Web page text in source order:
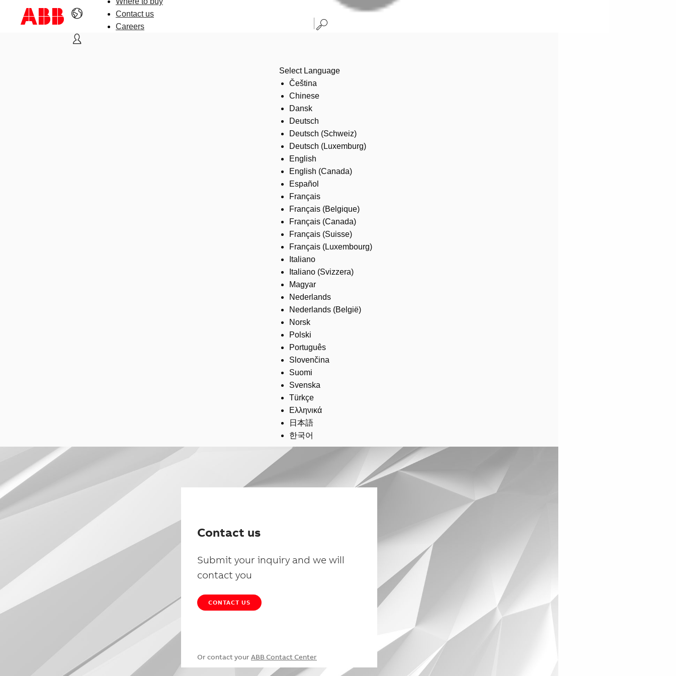
Contact us
Careers
Select Language
Čeština
Chinese
Dansk
Deutsch
Deutsch (Schweiz)
Deutsch (Luxemburg)
English
English (Canada)
Español
Français
Français (Belgique)
Français (Canada)
Français (Suisse)
Français (Luxembourg)
Italiano
Italiano (Svizzera)
Magyar
Nederlands
Nederlands (België)
Norsk
Polski
Português
Slovenčina
Suomi
Svenska
Türkçe
Ελληνικά
日本語
한국어
Contact us
Submit your inquiry and we will
contact you
CONTACT US
Or contact your ABB Contact Center